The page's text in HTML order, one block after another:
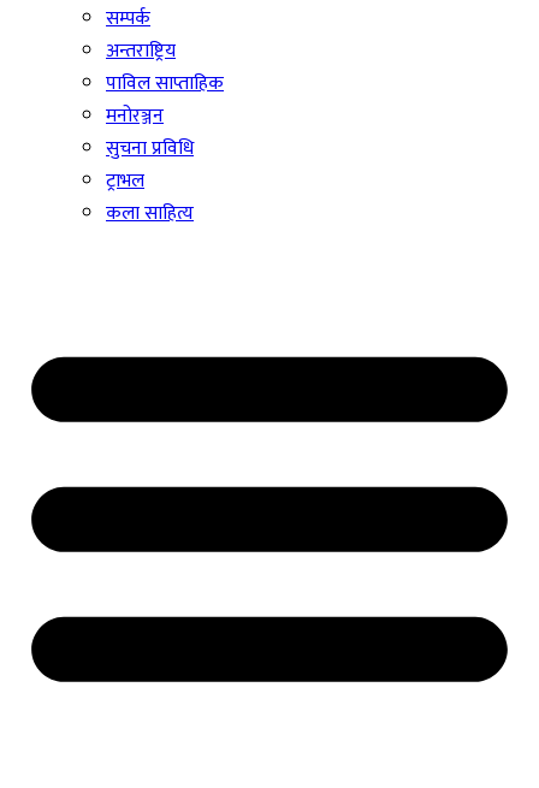
सम्पर्क
अन्तराष्ट्रिय
पाविल साप्ताहिक
मनोरञ्जन
सुचना प्रविधि
ट्राभल
कला साहित्य